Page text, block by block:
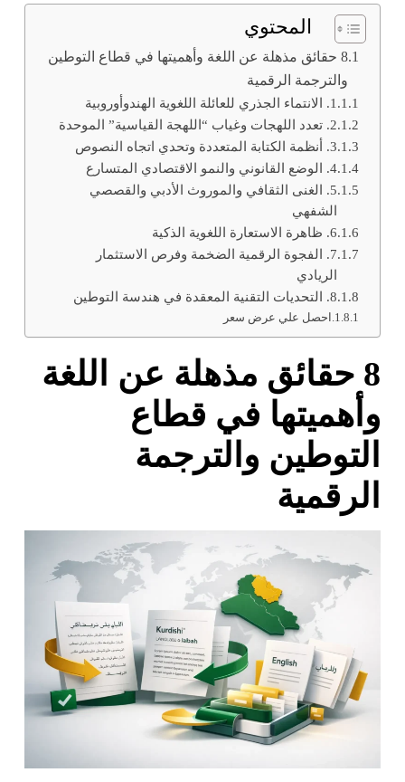
المحتوي
8 حقائق مذهلة عن اللغة وأهميتها في قطاع التوطين
والترجمة الرقمية
1. الانتماء الجذري للعائلة اللغوية الهندوأوروبية
2. تعدد اللهجات وغياب “اللهجة القياسية” الموحدة
3. أنظمة الكتابة المتعددة وتحدي اتجاه النصوص
4. الوضع القانوني والنمو الاقتصادي المتسارع
5. الغنى الثقافي والموروث الأدبي والقصصي
الشفهي
6. ظاهرة الاستعارة اللغوية الذكية
7. الفجوة الرقمية الضخمة وفرص الاستثمار
الريادي
8. التحديات التقنية المعقدة في هندسة التوطين
احصل علي عرض سعر
8 حقائق مذهلة عن اللغة
وأهميتها في قطاع
التوطين والترجمة
الرقمية